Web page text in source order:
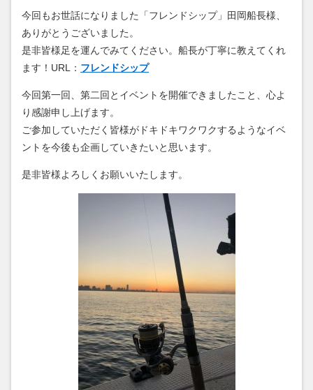
今回もお世話になりました「フレンドシップ」田岡船長様、
ありがとうございました。
是非皆様足を運んでみてください。船長が丁寧に教えてくれ
ます！URL： フレンドシップ
今回第一回、第二回とイベントを開催できましたこと、心よ
り感謝申し上げます。
ご参加していただく皆様がドキドキワクワクするようなイベ
ントを今後も企画していきたいと思います。
是非皆様よろしくお願いいたします。